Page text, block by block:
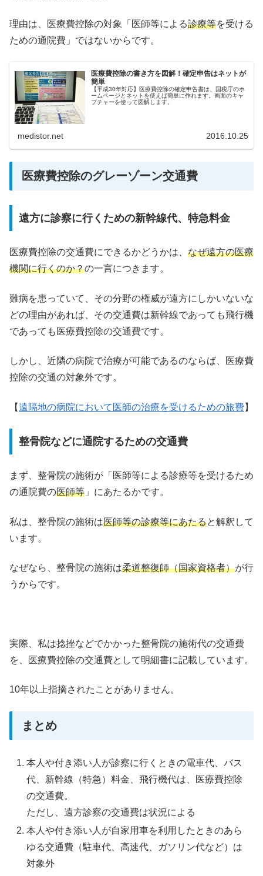
理由は、医療費控除の対象「医師等による診療等を受ける
ための通院費」ではないからです。
医療費控除の書き方を図解！確定申告はネットが
簡単
【平成30年対応】医療費控除の確定申告書は、国税庁のホ
ームページとネットを使えば簡単に作れます。画面のキャ
プチャーを使って図解します。
medistor.net 2016.10.25
医療費控除のグレーゾーン交通費
遠方に診察に行くための新幹線代、特急料金
医療費控除の交通費にできるかどうかは、 なぜ遠方の医療
機関に行くのか？の一言につきます。
難病を患っていて、その分野の権威が遠方にしかいないな
どの理由があれば、その交通費は新幹線であっても飛行機
であっても医療費控除の交通費です。
しかし、近隣の病院で治療が可能であるのならば、医療費
控除の交通の対象外です。
【遠隔地の病院において医師の治療を受けるための旅費】
整骨院などに通院するための交通費
まず、整骨院の施術が「医師等による診療等を受けるため
の通院費の医師等 」にあたるかです。
私は、整骨院の施術は医師等の診療等にあたると解釈して
います。
なぜなら、整骨院の施術は柔道整復師（国家資格者）が行
うからです。
実際、私は捻挫などでかかった整骨院の施術代の交通費
を、医療費控除の交通費として明細書に記載しています。
10年以上指摘されたことがありません。
まとめ
本人や付き添い人が診察に行くときの電車代、バス
代、新幹線（特急）料金、飛行機代は、医療費控除
の交通費。
ただし、遠方診察の交通費は状況による
本人や付き添い人が自家用車を利用したときのあら
ゆる交通費（駐車代、高速代、ガソリン代など）は
対象外